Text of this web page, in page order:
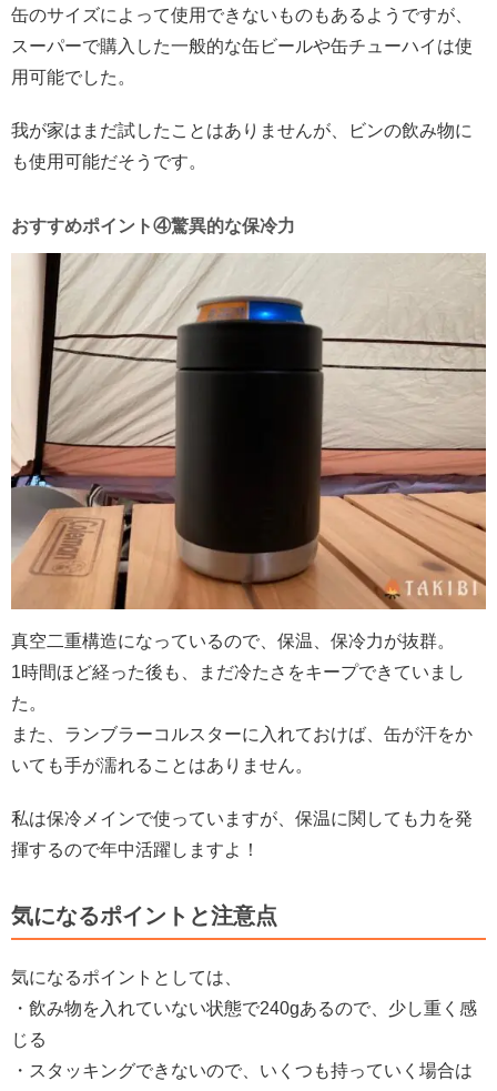
缶のサイズによって使用できないものもあるようですが、
スーパーで購入した一般的な缶ビールや缶チューハイは使
用可能でした。
我が家はまだ試したことはありませんが、ビンの飲み物に
も使用可能だそうです。
おすすめポイント④驚異的な保冷力
真空二重構造になっているので、保温、保冷力が抜群。
1時間ほど経った後も、まだ冷たさをキープできていまし
た。
また、ランブラーコルスターに入れておけば、缶が汗をか
いても手が濡れることはありません。
私は保冷メインで使っていますが、保温に関しても力を発
揮するので年中活躍しますよ！
気になるポイントと注意点
気になるポイントとしては、
・飲み物を入れていない状態で240gあるので、少し重く感
じる
・スタッキングできないので、いくつも持っていく場合は